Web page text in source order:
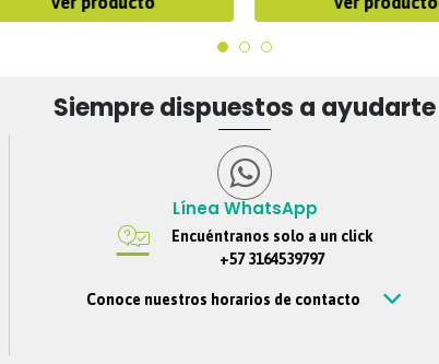
Siempre dispuestos a ayudarte
Línea WhatsApp
Encuéntranos solo a un click
+57 3164539797
Conoce nuestros horarios de contacto